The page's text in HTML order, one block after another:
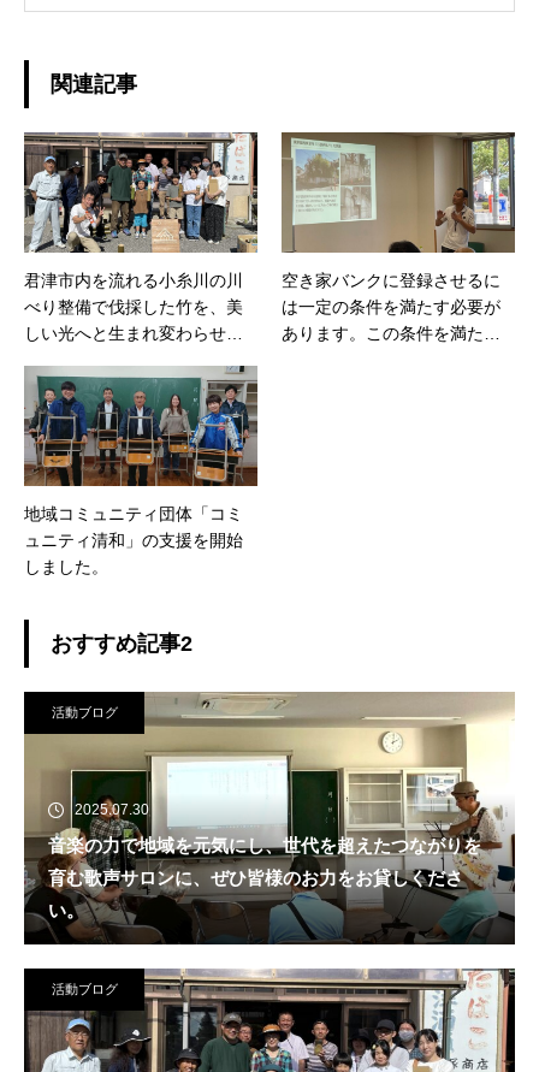
ネーターとして活動中。趣味はスポーツクラブ
通いとエレキベース演奏。 eMail:
miyama@movetokimitsu.jp
関連記事
君津市内を流れる小糸川の川
べり整備で伐採した竹を、美
しい光へと生まれ変わらせよ
空き家バンクに登録させるに
は一定の条件を満たす必要が
あります。この条件を満たせ
地域コミュニティ団体「コミ
ュニティ清和」の支援を開始
しました。
おすすめ記事2
活動ブログ
2025.07.30
音楽の力で地域を元気にし、世代を超えたつながりを
育む歌声サロンに、ぜひ皆様のお力をお貸しくださ
い。
活動ブログ